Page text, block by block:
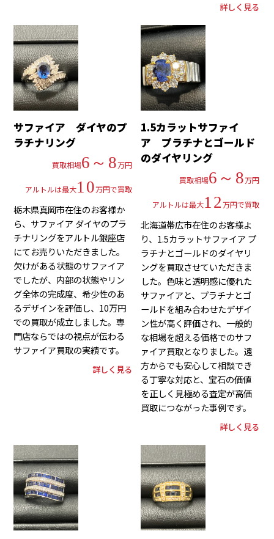
詳しく見る
サファイア ダイヤのプ
ラチナリング
買取相場6～8万円
アルトルは最大10万円で買取
栃木県真岡市在住のお客様か
ら、サファイア ダイヤのプラ
チナリングをアルトル銀座店
にてお売りいただきました。
欠けがある状態のサファイア
でしたが、内部の状態やリン
グ全体の完成度、希少性のあ
るデザインを評価し、10万円
での買取が成立しました。専
門店ならではの視点が伝わる
サファイア買取の実績です。
詳しく見る
1.5カラットサファイ
ア プラチナとゴールド
のダイヤリング
買取相場6～8万円
アルトルは最大12万円で買取
北海道帯広市在住のお客様よ
り、1.5カラットサファイア プ
ラチナとゴールドのダイヤリ
ングを買取させていただきま
した。色味と透明感に優れた
サファイアと、プラチナとゴ
ールドを組み合わせたデザイ
ン性が高く評価され、一般的
な相場を超える価格でのサフ
ァイア買取となりました。遠
方からでも安心して相談でき
る丁寧な対応と、宝石の価値
を正しく見極める査定が高価
買取につながった事例です。
詳しく見る